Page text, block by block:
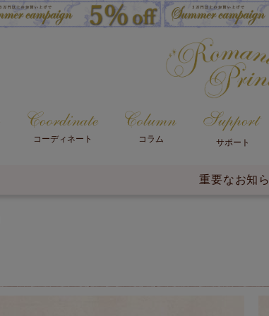
コーディネート コラム サポート
重要なお知